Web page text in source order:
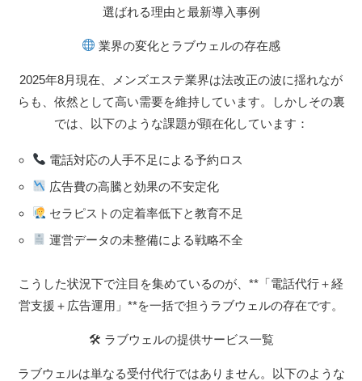
選ばれる理由と最新導入事例
業界の変化とラブウェルの存在感
2025年8月現在、メンズエステ業界は法改正の波に揺れなが
らも、依然として高い需要を維持しています。しかしその裏
では、以下のような課題が顕在化しています：
電話対応の人手不足による予約ロス
広告費の高騰と効果の不安定化
セラピストの定着率低下と教育不足
運営データの未整備による戦略不全
こうした状況下で注目を集めているのが、**「電話代行＋経
営支援＋広告運用」**を一括で担うラブウェルの存在です。
🛠 ラブウェルの提供サービス一覧
ラブウェルは単なる受付代行ではありません。以下のような